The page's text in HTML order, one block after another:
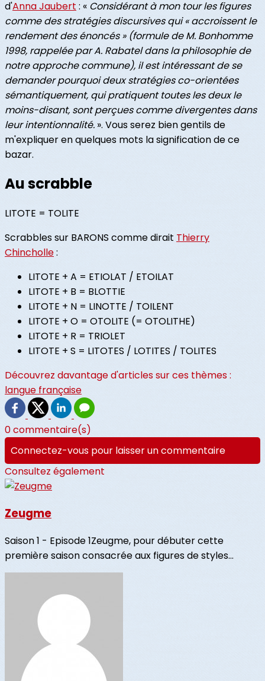
d'Anna Jaubert : « Considérant à mon tour les figures
comme des stratégies discursives qui « accroissent le
rendement des énoncés » (formule de M. Bonhomme
1998, rappelée par A. Rabatel dans la philosophie de
notre approche commune), il est intéressant de se
demander pourquoi deux stratégies co-orientées
sémantiquement, qui pratiquent toutes les deux le
moins-disant, sont perçues comme divergentes dans
leur intentionnalité. ». Vous serez bien gentils de
m'expliquer en quelques mots la signification de ce
bazar.
Au scrabble
LITOTE = TOLITE
Scrabbles sur BARONS comme dirait Thierry
Chincholle:
LITOTE + A = ETIOLAT / ETOILAT
LITOTE + B = BLOTTIE
LITOTE + N = LINOTTE / TOILENT
LITOTE + O = OTOLITE (= OTOLITHE)
LITOTE + R = TRIOLET
LITOTE + S = LITOTES / LOTITES / TOLITES
Découvrez davantage d'articles sur ces thèmes :
langue française
0 commentaire(s)
Connectez-vous pour laisser un commentaire
Consultez également
Zeugme
Saison 1 - Episode 1Zeugme, pour débuter cette
première saison consacrée aux figures de styles...